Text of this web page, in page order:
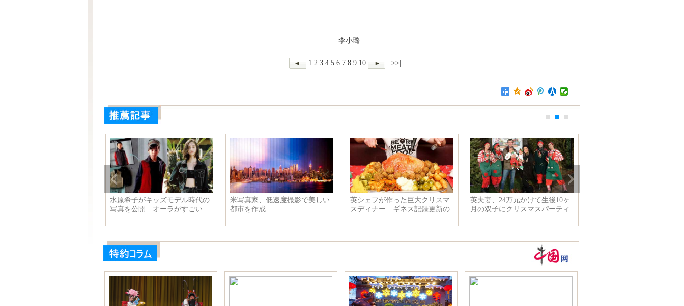
李小璐
1 2 3 4 5 6 7 8 9 10 >>|
米写真家、低速度撮影で美しい
都市を作成
英シェフが作った巨大クリスマ
スディナー ギネス記録更新の
英夫妻、24万元かけて生後10ヶ
月の双子にクリスマスパーティ
中国、暗黒物質探査衛星打ち上
げに成功